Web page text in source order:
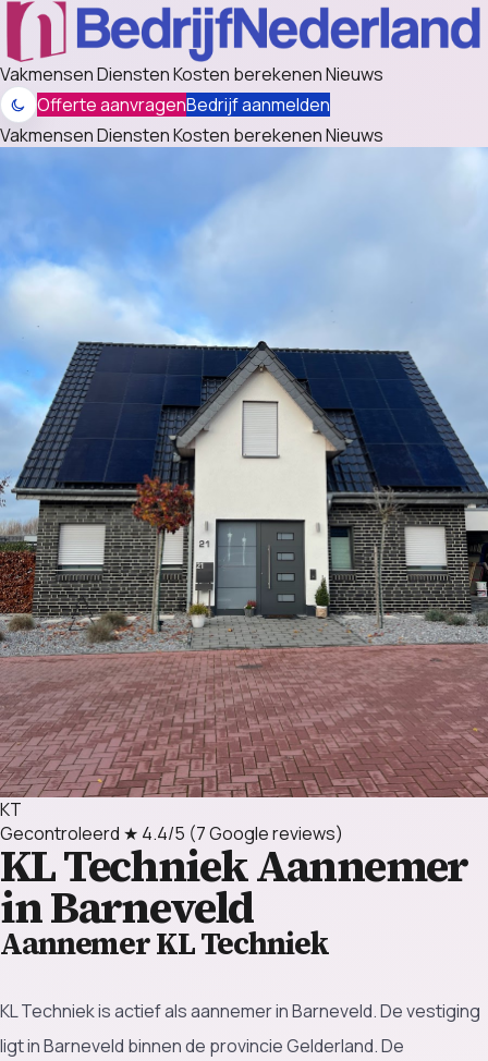
VakmensenDienstenKosten berekenenNieuws
Offerte aanvragenBedrijf aanmelden
VakmensenDienstenKosten berekenenNieuws
KT
Gecontroleerd ★ 4.4/5 (7 Google reviews)
KL TechniekAannemer
in Barneveld
Aannemer KL Techniek
KL Techniek is actief als aannemer in Barneveld. De vestiging
ligt in Barneveld binnen de provincie Gelderland. De